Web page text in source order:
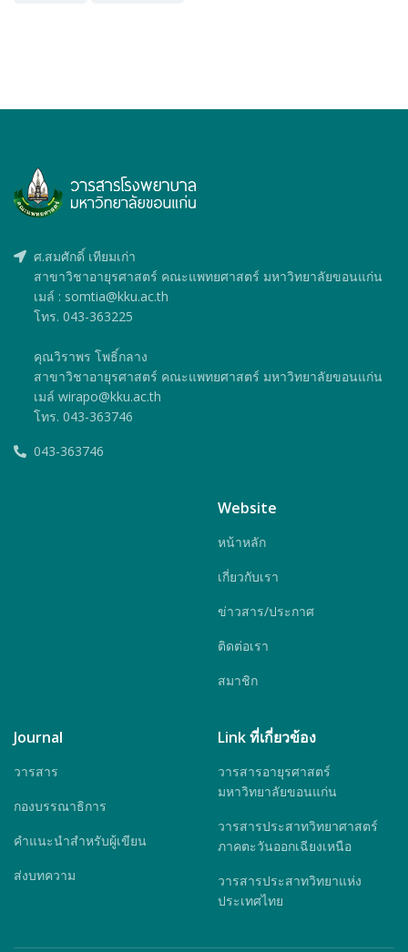
ศ.สมศักดิ์ เทียมเก่า
สาขาวิชาอายุรศาสตร์ คณะแพทยศาสตร์ มหาวิทยาลัยขอนแก่น
เมล์ : somtia@kku.ac.th
โทร. 043-363225
คุณวิราพร โพธิ์กลาง
สาขาวิชาอายุรศาสตร์ คณะแพทยศาสตร์ มหาวิทยาลัยขอนแก่น
เมล์ wirapo@kku.ac.th
โทร. 043-363746
043-363746
Website
หน้าหลัก
เกี่ยวกับเรา
ข่าวสาร/ประกาศ
ติดต่อเรา
สมาชิก
Journal
วารสาร
กองบรรณาธิการ
คำแนะนำสำหรับผู้เขียน
ส่งบทความ
Link ที่เกี่ยวข้อง
วารสารอายุรศาสตร์
มหาวิทยาลัยขอนแก่น
วารสารประสาทวิทยาศาสตร์
ภาคตะวันออกเฉียงเหนือ
วารสารประสาทวิทยาแห่ง
ประเทศไทย